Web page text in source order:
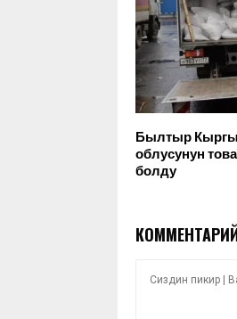
Былтыр
облусунун
болду